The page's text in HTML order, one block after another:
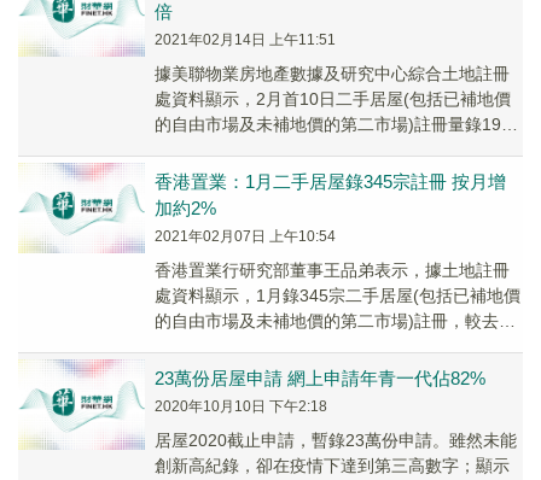
倍
2021年02月14日 上午11:51
據美聯物業房地產數據及研究中心綜合土地註冊
處資料顯示，2月首10日二手居屋(包括已補地價
的自由市場及未補地價的第二市場)註冊量錄192
香港置業：1月二手居屋錄345宗註冊 按月增
加約2%
2021年02月07日 上午10:54
香港置業行研究部董事王品弟表示，據土地註冊
處資料顯示，1月錄345宗二手居屋(包括已補地價
的自由市場及未補地價的第二市場)註冊，較去年
23萬份居屋申請 網上申請年青一代佔82%
2020年10月10日 下午2:18
居屋2020截止申請，暫錄23萬份申請。雖然未能
創新高紀錄，卻在疫情下達到第三高數字；顯示